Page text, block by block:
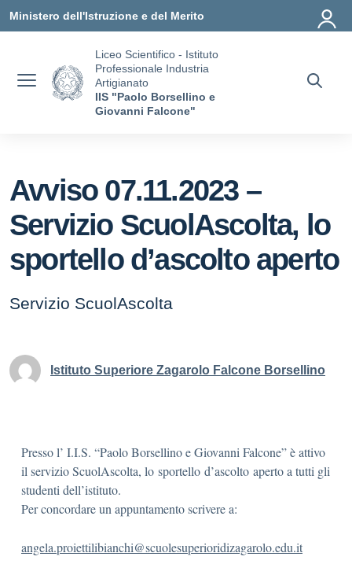
Ministero dell'Istruzione e del Merito
Liceo Scientifico - Istituto
Professionale Industria
Artigianato
IIS "Paolo Borsellino e
Giovanni Falcone"
Avviso 07.11.2023 –
Servizio ScuolAscolta, lo
sportello d’ascolto aperto
Servizio ScuolAscolta
Istituto Superiore Zagarolo Falcone Borsellino
Presso l’ I.I.S. “Paolo Borsellino e Giovanni Falcone” è attivo
il servizio ScuolAscolta, lo sportello d’ascolto aperto a tutti gli
studenti dell’istituto.
Per concordare un appuntamento scrivere a:
angela.proiettilibianchi@scuolesuperioridizagarolo.edu.it